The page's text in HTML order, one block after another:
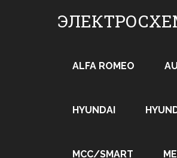
ALFA ROMEO
HYUNDAI
MCC/SMART